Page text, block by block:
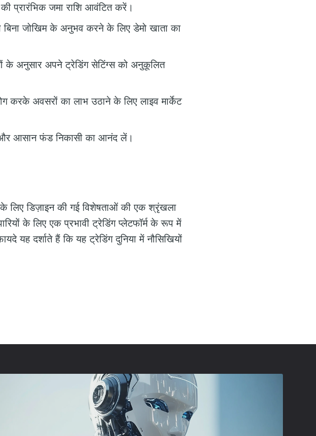
जमा राशि आवंटित करें।
जोखिम के अनुभव करने के लिए डेमो खाता का
के अनुसार अपने ट्रेडिंग सेटिंग्स को अनुकूलित
करके अवसरों का लाभ उठाने के लिए लाइव मार्केट
आसान फंड निकासी का आनंद लें।
लिए डिज़ाइन की गई विशेषताओं की एक श्रृंखला
के लिए एक प्रभावी ट्रेडिंग प्लेटफॉर्म के रूप में
यह दर्शाते हैं कि यह ट्रेडिंग दुनिया में नौसिखियों